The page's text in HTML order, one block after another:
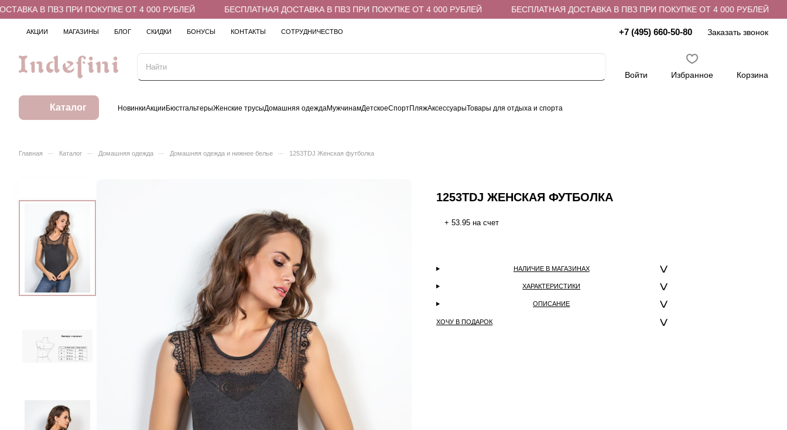
В ПВЗ ПРИ ПОКУПКЕ ОТ 4 000 РУБЛЕЙ БЕСПЛАТНАЯ ДОСТАВКА В ПВЗ ПРИ ПОКУПКЕ ОТ 4 000 РУБЛЕЙ БЕСПЛАТНАЯ ДОСТАВКА В ПВЗ ПРИ ПОКУПКЕ ОТ 4 000 РУБЛЕЙ
АКЦИИ МАГАЗИНЫ БЛОГ СКИДКИ БОНУСЫ КОНТАКТЫ СОТРУДНИЧЕСТВО +7 (495) 660-50-80 Заказать звонок
Войти Избранное Корзина
Каталог НовинкиАкцииБюстгальтерыЖенские трусыДомашняя одеждаМужчинамДетскоеСпортПляжАксессуарыТовары для отдыха и спорта
Главная – Каталог – Домашняя одежда – Домашняя одежда и нижнее белье – 1253TDJ Женская футболка
1253TDJ ЖЕНСКАЯ ФУТБОЛКА
+ 53.95 на счет
НАЛИЧИЕ В МАГАЗИНАХ
ХАРАКТЕРИСТИКИ
ОПИСАНИЕ
ХОЧУ В ПОДАРОК